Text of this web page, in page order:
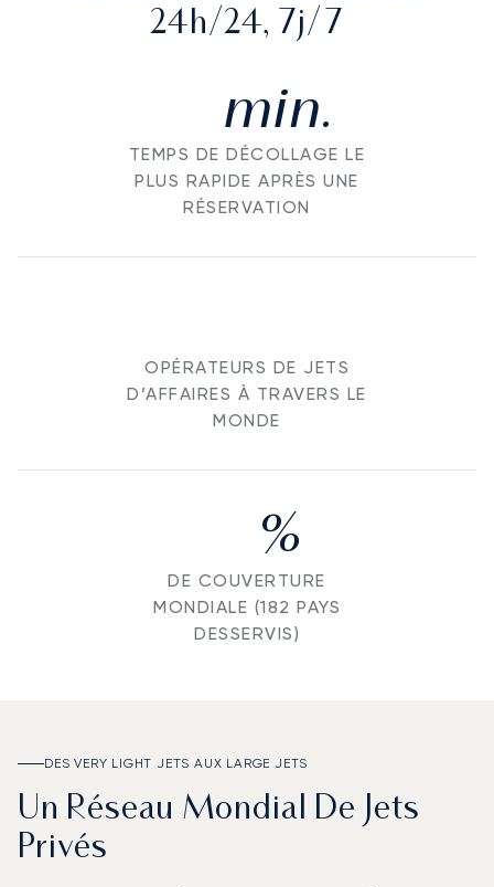
24h/24, 7j/7
min.
TEMPS DE DÉCOLLAGE LE
PLUS RAPIDE APRÈS UNE
RÉSERVATION
OPÉRATEURS DE JETS
D’AFFAIRES À TRAVERS LE
MONDE
%
DE COUVERTURE
MONDIALE (182 PAYS
DESSERVIS)
DES VERY LIGHT JETS AUX LARGE JETS
Un Réseau Mondial De Jets
Privés